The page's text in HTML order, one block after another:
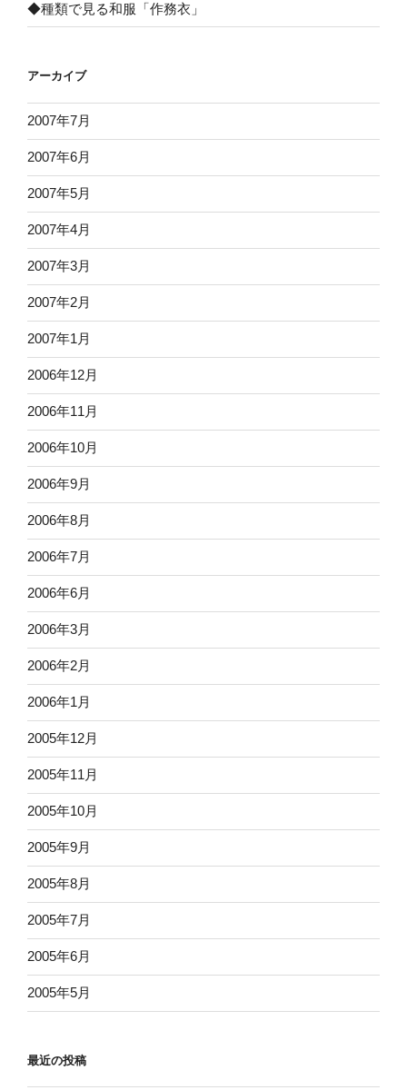
◆種類で見る和服「作務衣」
アーカイブ
2007年7月
2007年6月
2007年5月
2007年4月
2007年3月
2007年2月
2007年1月
2006年12月
2006年11月
2006年10月
2006年9月
2006年8月
2006年7月
2006年6月
2006年3月
2006年2月
2006年1月
2005年12月
2005年11月
2005年10月
2005年9月
2005年8月
2005年7月
2005年6月
2005年5月
最近の投稿